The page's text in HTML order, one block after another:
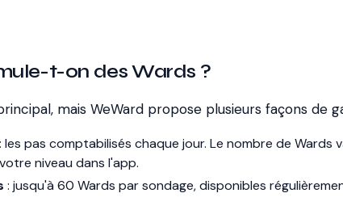
t-on des Wards ?
mais WeWard propose plusieurs façons de
: les pas comptabilisés chaque jour. Le nombre de Wards
niveau dans l'app.
: jusqu'à 60 Wards par sondage, disponibles